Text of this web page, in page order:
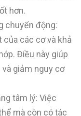
hơn.
chuyển động:
của các cơ và khả
Điều này giúp
giảm nguy cơ
tâm lý: Việc
mà còn có tác